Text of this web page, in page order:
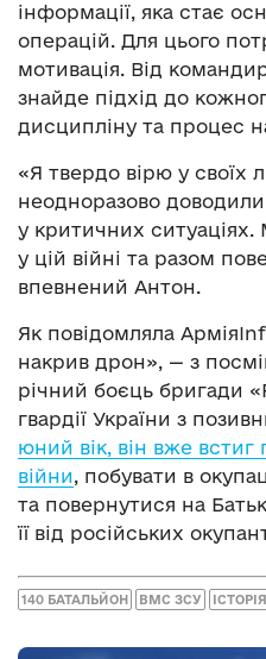
інформації, яка стає
операцій. Для цього
мотивація. Від
знайде підхід до
дисципліну та процес
«Я твердо вірю у своїх
неодноразово
у критичних
у цій війні та разом
впевнений Антон.
Як повідомляла
накрив дрон», — з
річний боєць бригади
гвардії України з
юний вік, він вже встиг
війни, побувати в
та повернутися на
її від російських
140 БАТАЛЬЙОН ВМС ЗСУ